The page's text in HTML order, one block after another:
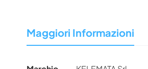
galleria
di
Maggiori Informazioni
Maggiori